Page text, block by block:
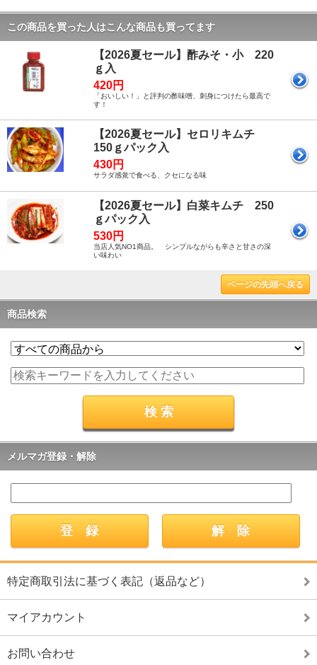
この商品を買った人はこんな商品も買ってます
【2026夏セール】酢みそ・小 220
ｇ入
420円
「おいしい！」と評判の酢味噌、刺身につけたら最高で
す！
【2026夏セール】セロリキムチ
150ｇパック入
430円
サラダ感覚で食べる、クセになる味
【2026夏セール】白菜キムチ 250
ｇパック入
530円
当店人気NO1商品。 シンプルながらも辛さと甘さの深
い味わい
ページの先頭へ戻る
商品検索
メルマガ登録・解除
特定商取引法に基づく表記（返品など）
マイアカウント
お問い合わせ